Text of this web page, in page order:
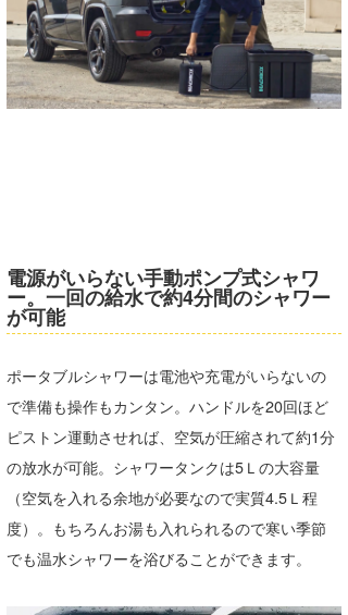
電源がいらない手動ポンプ式シャワ
ー。一回の給水で約4分間のシャワー
が可能
ポータブルシャワーは電池や充電がいらないの
で準備も操作もカンタン。ハンドルを20回ほど
ピストン運動させれば、空気が圧縮されて約1分
の放水が可能。シャワータンクは5Ｌの大容量
（空気を入れる余地が必要なので実質4.5Ｌ程
度）。もちろんお湯も入れられるので寒い季節
でも温水シャワーを浴びることができます。
たっちー
ハンマー
まっきー
上條将美
唐澤予報士
SancheZ
ゴン
wanda
予報士 hiro.